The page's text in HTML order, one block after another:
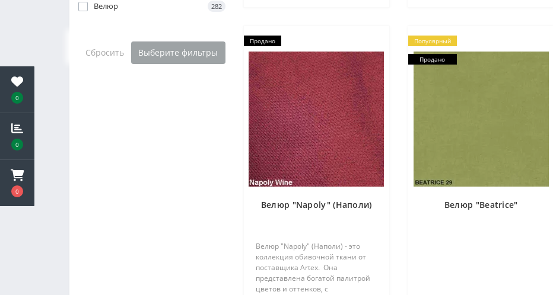
0
0
0
Велюр
282
Сбросить Выберите фильтры
Продано
Велюр "Napoly" (Наполи)
Велюр "Napoly" (Наполи) - это
коллекция обивочной ткани от
поставщика Artex. Она
представлена богатой палитрой
цветов и оттенков, с
Популярный
Продано
Велюр "Beatrice"